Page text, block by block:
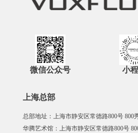
微信公众号 小
上海总部
总部地址：上海市静安区常德路800号 800
华腾艺术馆：上海市静安区常德路800号